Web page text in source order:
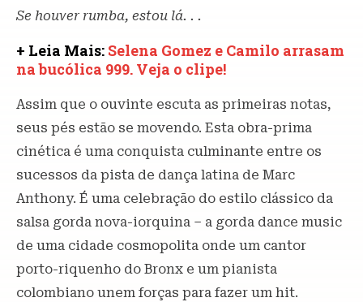
Se houver rumba, estou lá. . .
+ Leia Mais: Selena Gomez e Camilo arrasam
na bucólica 999. Veja o clipe!
Assim que o ouvinte escuta as primeiras notas,
seus pés estão se movendo. Esta obra-prima
cinética é uma conquista culminante entre os
sucessos da pista de dança latina de Marc
Anthony. É uma celebração do estilo clássico da
salsa gorda nova-iorquina – a gorda dance music
de uma cidade cosmopolita onde um cantor
porto-riquenho do Bronx e um pianista
colombiano unem forças para fazer um hit.